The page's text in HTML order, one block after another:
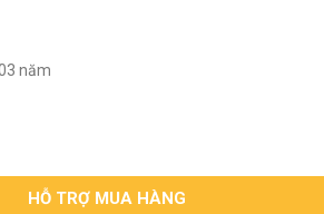
năm
HỖ TRỢ MUA HÀNG